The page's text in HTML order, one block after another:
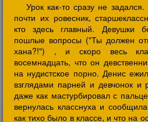
Урок как-то сразу не
почти их ровесник,
кто здесь главный. Девушки
пошлые вопросы ("Ты должен
хана?!") , и скоро весь
восемнадцать, что он
на нудистское порно. Денис
взглядами парней и девчонок и
даже как мастурбировал с
вернулась класснуха и
как тихо было в классе, и что на